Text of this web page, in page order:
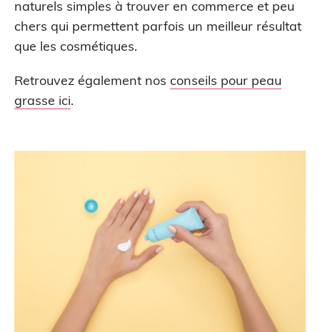
naturels simples à trouver en commerce et peu
chers qui permettent parfois un meilleur résultat
que les cosmétiques.
Retrouvez également nos conseils pour peau
grasse ici.